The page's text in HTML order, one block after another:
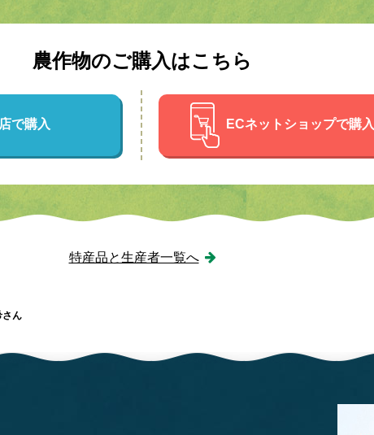
農作物のご購入はこちら
で購入 ECネットショップで購入
特産品と生産者一覧へ
さん